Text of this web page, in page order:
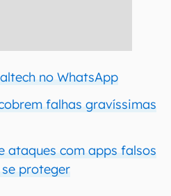
no WhatsApp
falhas gravíssimas
ataques com apps falsos
proteger